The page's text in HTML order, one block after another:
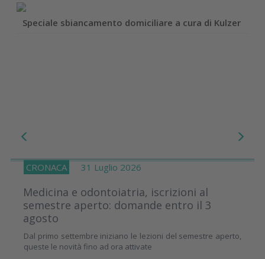
Speciale sbiancamento domiciliare a cura di Kulzer
CRONACA 31 Luglio 2026
Medicina e odontoiatria, iscrizioni al
semestre aperto: domande entro il 3
agosto
Dal primo settembre iniziano le lezioni del semestre aperto,
queste le novità fino ad ora attivate